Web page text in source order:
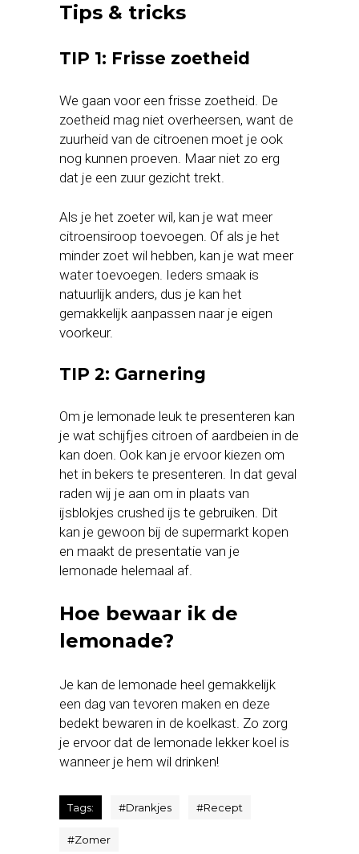
Tips & tricks
TIP 1: Frisse zoetheid
We gaan voor een frisse zoetheid. De
zoetheid mag niet overheersen, want de
zuurheid van de citroenen moet je ook
nog kunnen proeven. Maar niet zo erg
dat je een zuur gezicht trekt.
Als je het zoeter wil, kan je wat meer
citroensiroop toevoegen. Of als je het
minder zoet wil hebben, kan je wat meer
water toevoegen. Ieders smaak is
natuurlijk anders, dus je kan het
gemakkelijk aanpassen naar je eigen
voorkeur.
TIP 2: Garnering
Om je lemonade leuk te presenteren kan
je wat schijfjes citroen of aardbeien in de
kan doen. Ook kan je ervoor kiezen om
het in bekers te presenteren. In dat geval
raden wij je aan om in plaats van
ijsblokjes crushed ijs te gebruiken. Dit
kan je gewoon bij de supermarkt kopen
en maakt de presentatie van je
lemonade helemaal af.
Hoe bewaar ik de
lemonade?
Je kan de lemonade heel gemakkelijk
een dag van tevoren maken en deze
bedekt bewaren in de koelkast. Zo zorg
je ervoor dat de lemonade lekker koel is
wanneer je hem wil drinken!
Tags: #Drankjes #Recept
#Zomer